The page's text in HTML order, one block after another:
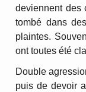
deviennent des
tombé dans
plaintes.
ont toutes été
Double
puis de devoir